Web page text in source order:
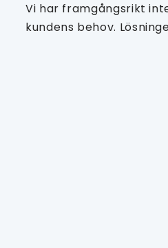
Vi har framgångsrikt
kundens behov.